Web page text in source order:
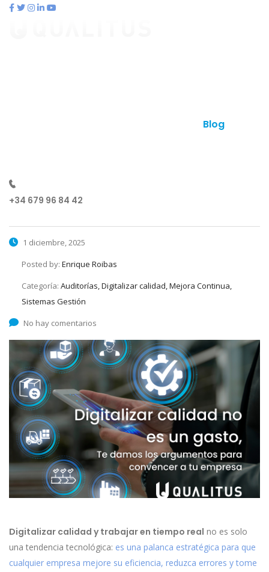
Blog
+34 679 96 84 42
1 diciembre, 2025
Posted by: Enrique Roibas
Categoría: Auditorías, Digitalizar calidad, Mejora Continua,
Sistemas Gestión
No hay comentarios
Digitalizar calidad y trabajar en tiempo real no es solo
una tendencia tecnológica: es una palanca estratégica para que
cualquier empresa mejore su eficiencia, reduzca errores y tome